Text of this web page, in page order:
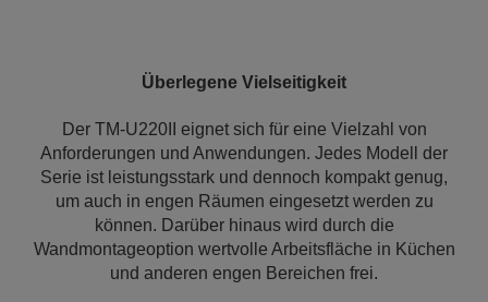
Überlegene Vielseitigkeit
Der TM-U220II eignet sich für eine Vielzahl von
Anforderungen und Anwendungen. Jedes Modell der
Serie ist leistungsstark und dennoch kompakt genug,
um auch in engen Räumen eingesetzt werden zu
können. Darüber hinaus wird durch die
Wandmontageoption wertvolle Arbeitsfläche in Küchen
und anderen engen Bereichen frei.